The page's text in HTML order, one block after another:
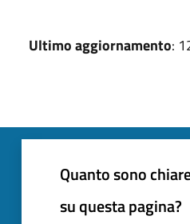
Ultimo aggiornamento:
Quanto sono
su questa pagina?